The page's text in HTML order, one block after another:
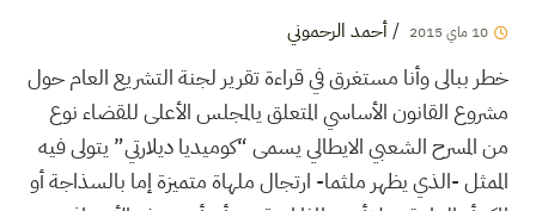
10 ماي 2015
/أحمد الرحموني
خطر ببالى وأنا مستغرق في قراءة تقرير لجنة التشريع العام حول
مشروع القانون الأساسي المتعلق يالمجلس الأعلى للقضاء نوع
من المسرح الشعبي الايطالي يسمى “كوميديا ديلارتي” يتولى فيه
الممثل -الذي يظهر ملثما- ارتجال ملهاة متميزة إما بالسذاجة أو